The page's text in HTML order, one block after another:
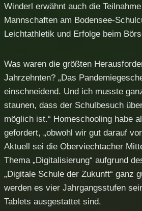
Winderl erwähnt auch die
Mannschaften am Bodensee-
Leichtathletik und Erfolge beim
Was waren die größten
Jahrzehnten? „Das
einschneidend. Und ich musste
staunen, dass der Schulbesuch
möglich ist.“ Homeschooling habe
gefordert, „obwohl wir gut darauf
Aktuell sei die Oberviechtacher
Thema „Digitalisierung“ aufgrund
„Digitale Schule der Zukunft“ ganz
werden es vier Jahrgangsstufen
Tablets ausgestattet sind.